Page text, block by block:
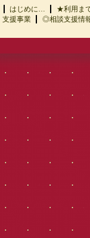
はじめに… ★利用ま
支援事業
◎相談支援情